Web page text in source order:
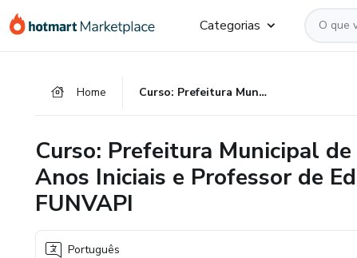
para
para
para
Categorias
Home Curso: Prefeitura Municipal de Joaquim Nabuco - PE - Professor Anos Iniciais e Professor de Educação Infantil - 2024 - FUNVAPI
Curso: Prefeitura Municipal
Anos Iniciais e Professor de
FUNVAPI
Português